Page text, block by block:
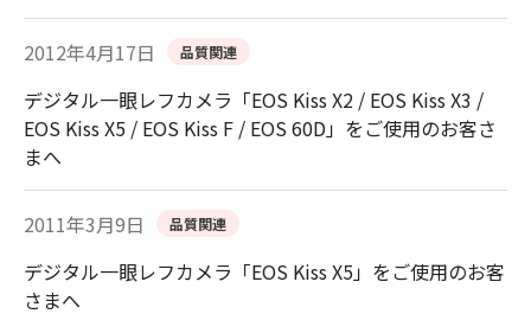
2012年4月17日 品質関連
デジタル一眼レフカメラ「EOS Kiss X2 / EOS Kiss X3 /
EOS Kiss X5 / EOS Kiss F / EOS 60D」をご使用のお客さ
まへ
2011年3月9日 品質関連
デジタル一眼レフカメラ「EOS Kiss X5」をご使用のお客
さまへ